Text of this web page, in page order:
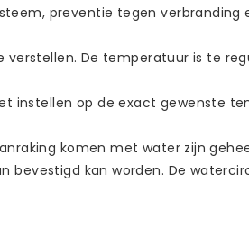
preventie tegen
De temperatuur is te
instellen op de exact gewenste
komen met water zijn
bevestigd kan worden. De